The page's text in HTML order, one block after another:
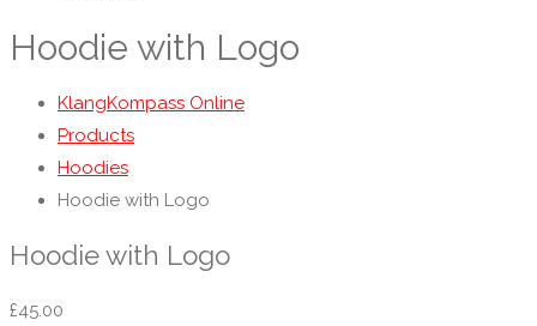
Hoodie with Logo
KlangKompass Online
Products
Hoodies
Hoodie with Logo
Hoodie with Logo
£45.00